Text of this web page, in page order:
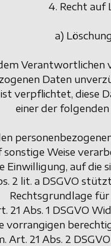
4. Recht auf
a)
Verantwortlichen
Daten
verpflichtet, diese
einer der
sonstige Weise
Einwilligung, auf die
2 lit. a DSGVO
Rechtsgrundlage
21 Abs. 1 DSGVO
vorrangigen
Art. 21 Abs. 2